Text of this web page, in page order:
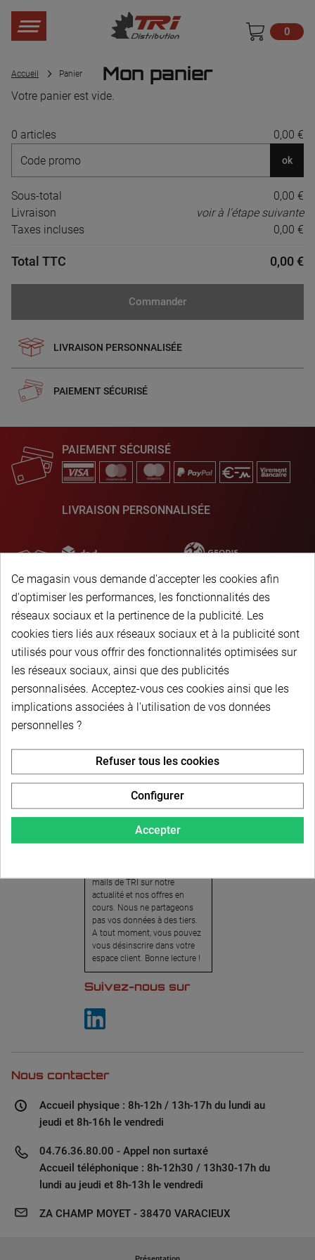
0
Accueil Panier Mon panier
Votre panier est vide.
0 articles 0,00 €
ok
Sous-total
0,00 €
Livraison
voir à l'étape suivante
Taxes incluses
0,00 €
Total TTC 0,00 €
Commander
LIVRAISON PERSONNALISÉE
PAIEMENT SÉCURISÉ
PAIEMENT SÉCURISÉ
LIVRAISON PERSONNALISÉE
Newsletter
Pour recevoir notre
newsletter, nous vous
invitons à créer votre espace
client (cliquez sur « Compte »
en haut à droite de la page) et
cliquer sur « oui » pour vous
mails de TRI sur notre
actualité et nos offres en
cours. Nous ne partageons
pas vos données à des tiers.
A tout moment, vous pouvez
vous désinscrire dans votre
espace client. Bonne lecture !
Suivez-nous sur
Nous contacter
Accueil physique : 8h-12h / 13h-17h du lundi au
jeudi et 8h-16h le vendredi
04.76.36.80.00 - Appel non surtaxé
Accueil téléphonique : 8h-12h30 / 13h30-17h du
lundi au jeudi et 8h-13h le vendredi
ZA CHAMP MOYET - 38470 VARACIEUX
Ce magasin vous demande d'accepter les cookies afin
d'optimiser les performances, les fonctionnalités des
réseaux sociaux et la pertinence de la publicité. Les
cookies tiers liés aux réseaux sociaux et à la publicité sont
utilisés pour vous offrir des fonctionnalités optimisées sur
les réseaux sociaux, ainsi que des publicités
personnalisées. Acceptez-vous ces cookies ainsi que les
implications associées à l'utilisation de vos données
personnelles ?
Accepter
Refuser tous les cookies
Configurer